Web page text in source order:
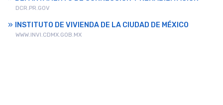
DCR.PR.GOV
INSTITUTO DE VIVIENDA DE LA CIUDAD DE MÉXICO
WWW.INVI.CDMX.GOB.MX